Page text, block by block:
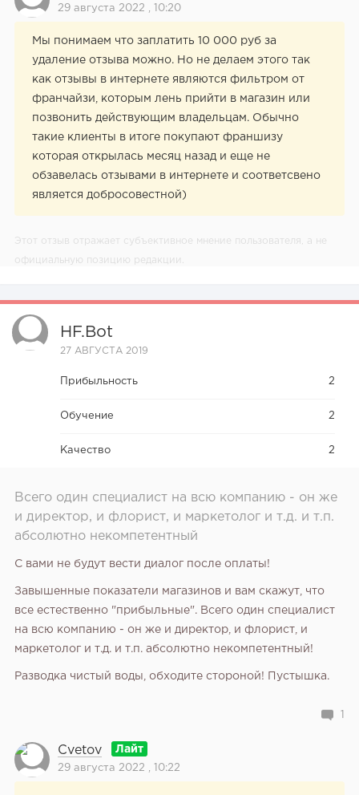
29 августа 2022 , 10:20
Мы понимаем что заплатить 10 000 руб за
удаление отзыва можно. Но не делаем этого так
как отзывы в интернете являются фильтром от
франчайзи, которым лень прийти в магазин или
позвонить действующим владельцам. Обычно
такие клиенты в итоге покупают франшизу
которая открылась месяц назад и еще не
обзавелась отзывами в интернете и соответсвено
является добросовестной)
Этот отзыв отражает субъективное мнение пользователя, а не
официальную позицию редакции.
HF.bot
27 АВГУСТА 2019
Прибыльность 2
Обучение 2
Качество 2
Всего один специалист на всю компанию - он же
и директор, и флорист, и маркетолог и т.д. и т.п.
абсолютно некомпетентный
С вами не будут вести диалог после оплаты!
Завышенные показатели магазинов и вам скажут, что
все естественно "прибыльные". Всего один специалист
на всю компанию - он же и директор, и флорист, и
маркетолог и т.д. и т.п. абсолютно некомпетентный!
Разводка чистый воды, обходите стороной! Пустышка.
Cvetov
29 августа 2022 , 10:22